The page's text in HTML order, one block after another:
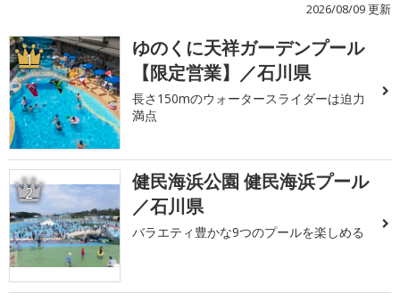
2026/08/09 更新
1
ゆのくに天祥ガーデンプール
【限定営業】／石川県
長さ150mのウォータースライダーは迫力
満点
2
健民海浜公園 健民海浜プール
／石川県
バラエティ豊かな9つのプールを楽しめる